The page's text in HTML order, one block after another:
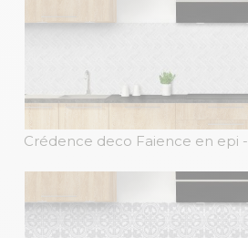
Crédence deco Faience en epi